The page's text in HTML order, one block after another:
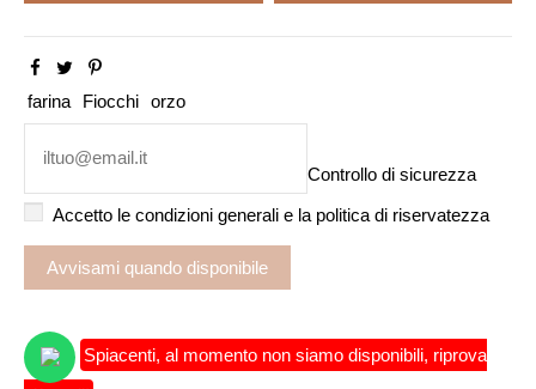
farina Fiocchi orzo
Controllo di sicurezza
Accetto le condizioni generali e la politica di riservatezza
Spiacenti, al momento non siamo disponibili, riprova